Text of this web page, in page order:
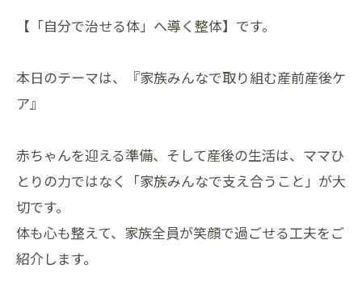
【「自分で治せる体」へ導く整体】です。
本日のテーマは、『家族みんなで取り組む産前産後ケ
ア』
赤ちゃんを迎える準備、そして産後の生活は、ママひ
とりの力ではなく「家族みんなで支え合うこと」が大
切です。
体も心も整えて、家族全員が笑顔で過ごせる工夫をご
紹介します。